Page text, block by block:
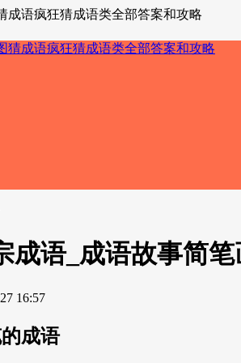
成语疯狂猜成语类全部答案和攻略
成语_成语故事简笔
16:57
成语